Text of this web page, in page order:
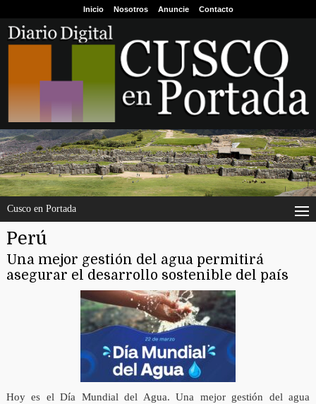
Inicio Nosotros Anuncie Contacto
Cusco en Portada
Perú
Una mejor gestión del agua permitirá
asegurar el desarrollo sostenible del país
Hoy es el Día Mundial del Agua. Una mejor gestión del agua